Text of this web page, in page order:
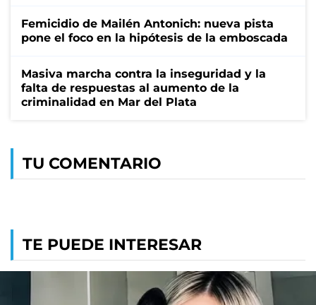
Femicidio de Mailén Antonich: nueva pista
pone el foco en la hipótesis de la emboscada
Masiva marcha contra la inseguridad y la
falta de respuestas al aumento de la
criminalidad en Mar del Plata
TU COMENTARIO
TE PUEDE INTERESAR